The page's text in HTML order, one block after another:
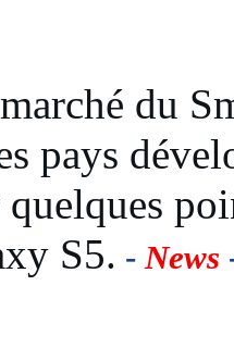
du
pays
S5. - News